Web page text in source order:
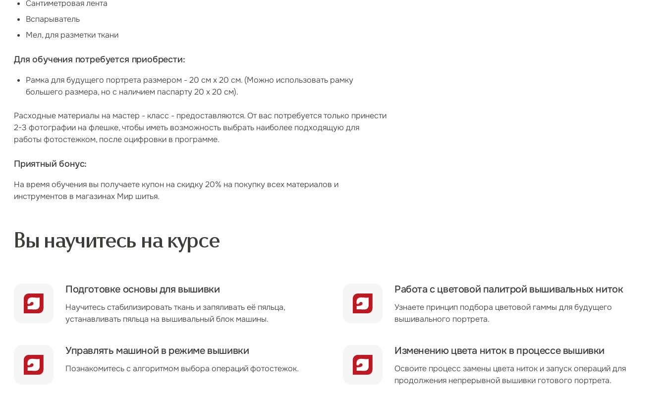
Сантиметровая лента
Вспарыватель
Мел, для разметки ткани
Для обучения потребуется приобрести:
Рамка для будущего портрета размером - 20 см х 20 см. (Можно использовать рамку
большего размера, но с наличием паспарту 20 х 20 см).
Расходные материалы на мастер - класс - предоставляются. От вас потребуется только принести
2-3 фотографии на флешке, чтобы иметь возможность выбрать наиболее подходящую для
работы фотостежком, после оцифровки в программе.
Приятный бонус:
На время обучения вы получаете купон на скидку 20% на покупку всех материалов и
инструментов в магазинах Мир шитья.
Вы научитесь на курсе
Подготовке основы для вышивки
Научитесь стабилизировать ткань и запяливать её пяльца,
устанавливать пяльца на вышивальный блок машины.
Работа с цветовой палитрой вышивальных ниток
Узнаете принцип подбора цветовой гаммы для будущего
вышивального портрета.
Управлять машиной в режиме вышивки
Познакомитесь с алгоритмом выбора операций фотостежок.
Изменению цвета ниток в процессе вышивки
Освоите процесс замены цвета ниток и запуск операций для
продолжения непрерывной вышивки готового портрета.